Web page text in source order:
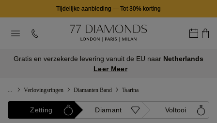
Tijdelijke aanbieding — Tot 30% korting
Gratis en verzekerde levering vanuit de EU naar Netherlands
Leer Meer
Verlovingsringen Diamanten Band Tsarina
Zetting Diamant Voltooi